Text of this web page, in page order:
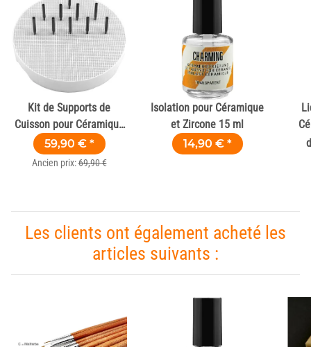
Kit de Supports de
Cuisson pour Céramique
& Zircone
59,90 € *
Ancien prix:69,90 €
Isolation pour Céramique
et Zircone 15 ml
14,90 € *
Les clients ont également acheté les
articles suivants :